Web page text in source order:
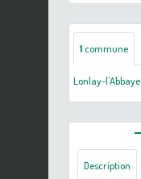
1commune
Lonlay-l'Abbaye
Description